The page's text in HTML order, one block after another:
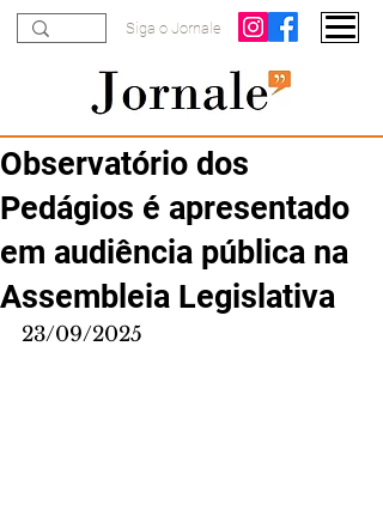
Siga o Jornale
Observatório dos
Pedágios é apresentado
em audiência pública na
Assembleia Legislativa
23/09/2025